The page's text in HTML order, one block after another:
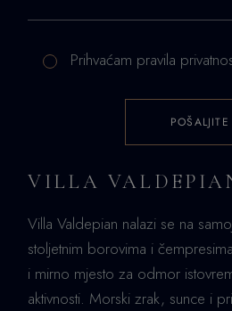
Prihvaćam pravila
POŠALJITE
VILLA
Villa Valdepian nalazi se na
stoljetnim borovima i
i mirno mjesto za odmor
aktivnosti. Morski zrak, sunce i